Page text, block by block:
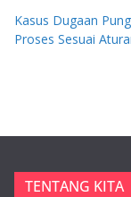
Kasus Dugaan
Proses Sesuai
TENTANG KITA